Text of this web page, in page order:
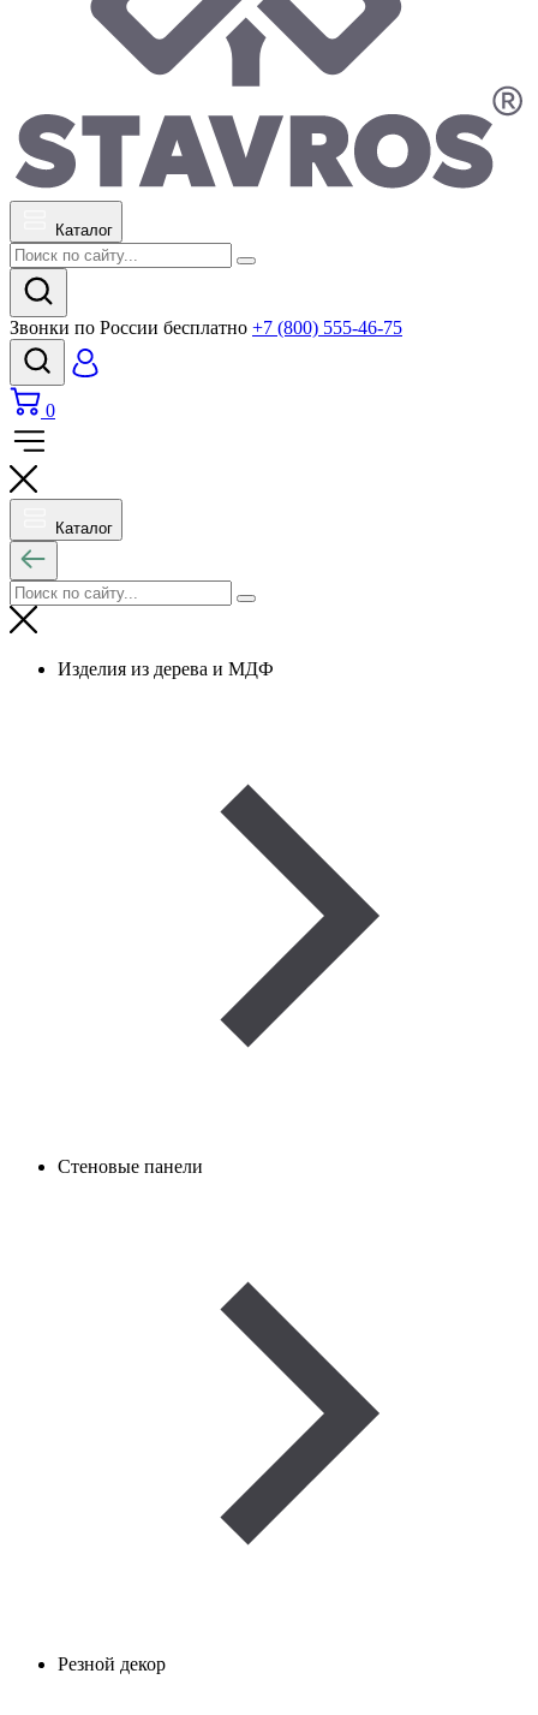
Каталог
Звонки по России бесплатно +7 (800) 555-46-75
0
Каталог
Изделия из дерева и МДФ
Стеновые панели
Резной декор